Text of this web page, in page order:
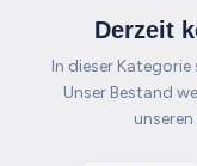
Derzeit
In dieser
Unser Bestand